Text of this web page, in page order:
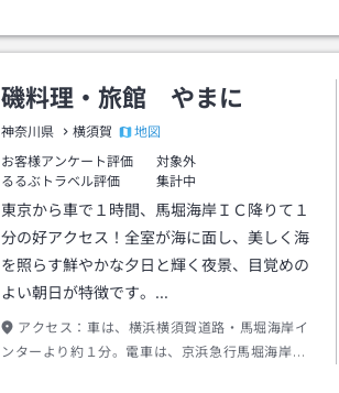
磯料理・旅館 やまに
神奈川県 横須賀
地図
お客様アンケート評価
対象外
るるぶトラベル評価
集計中
東京から車で１時間、馬堀海岸ＩＣ降りて１
分の好アクセス！全室が海に面し、美しく海
を照らす鮮やかな夕日と輝く夜景、目覚めの
よい朝日が特徴です。…
アクセス： 車は、横浜横須賀道路・馬堀海岸イ
ンターより約１分。電車は、京浜急行馬堀海岸を